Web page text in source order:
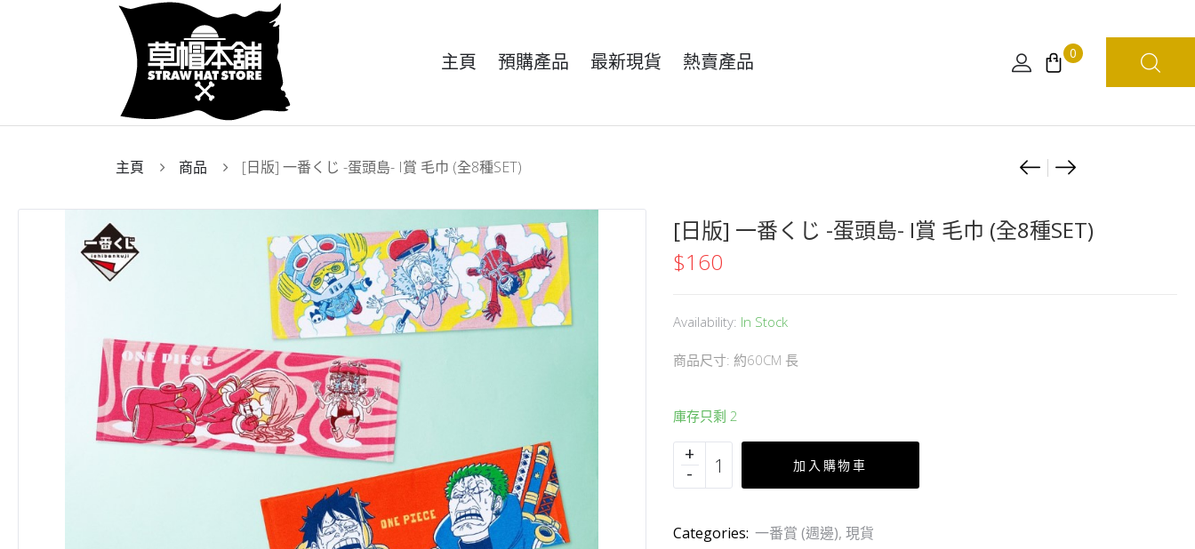
主頁 預購產品 最新現貨 熱賣產品 0
主頁 商品 [日版] 一番くじ -蛋頭島- I賞 毛巾 (全8種SET)
Product
[日
海
賊
[亞
海
賊
[日版] 一番くじ -蛋頭島- I賞 毛巾 (全8種SET)
$160
Availability: In Stock
商品尺寸: 約60CM 長
庫存只剩 2
加入購物車
Categories: 一番賞 (週邊), 現貨